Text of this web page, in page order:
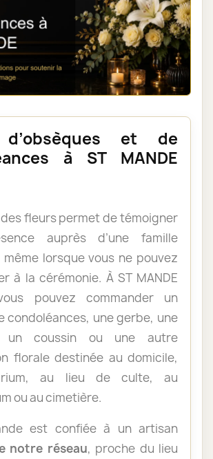
d’obsèques et de
à ST MANDE
fleurs permet de témoigner
auprès d’une famille
même lorsque vous ne pouvez
à la cérémonie. À ST MANDE
pouvez commander un
condoléances, une gerbe, une
un coussin ou une autre
florale destinée au domicile,
au lieu de culte, au
ou au cimetière.
est confiée à un artisan
notre réseau, proche du lieu